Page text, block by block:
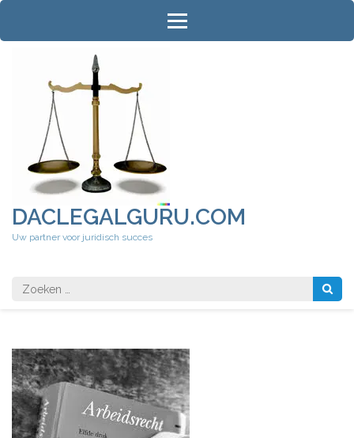
Ga
inhoud
DACLEGALGURU.COM
Uw partner voor juridisch succes
Zoeken
naar: